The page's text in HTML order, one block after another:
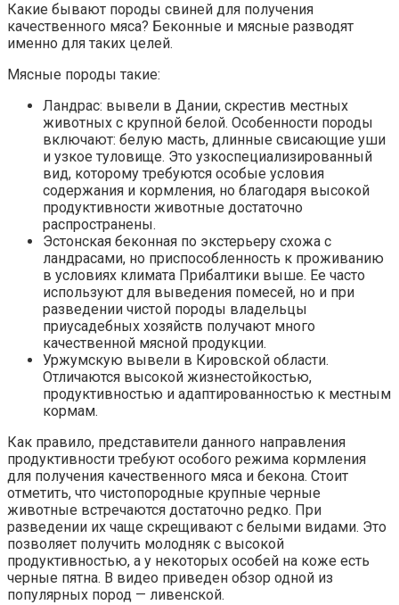
Какие бывают породы свиней для получения
качественного мяса? Беконные и мясные разводят
именно для таких целей.
Мясные породы такие:
Ландрас: вывели в Дании, скрестив местных
животных с крупной белой. Особенности породы
включают: белую масть, длинные свисающие уши
и узкое туловище. Это узкоспециализированный
вид, которому требуются особые условия
содержания и кормления, но благодаря высокой
продуктивности животные достаточно
распространены.
Эстонская беконная по экстерьеру схожа с
ландрасами, но приспособленность к проживанию
в условиях климата Прибалтики выше. Ее часто
используют для выведения помесей, но и при
разведении чистой породы владельцы
приусадебных хозяйств получают много
качественной мясной продукции.
Уржумскую вывели в Кировской области.
Отличаются высокой жизнестойкостью,
продуктивностью и адаптированностью к местным
кормам.
Как правило, представители данного направления
продуктивности требуют особого режима кормления
для получения качественного мяса и бекона. Стоит
отметить, что чистопородные крупные черные
животные встречаются достаточно редко. При
разведении их чаще скрещивают с белыми видами. Это
позволяет получить молодняк с высокой
продуктивностью, а у некоторых особей на коже есть
черные пятна. В видео приведен обзор одной из
популярных пород — ливенской.